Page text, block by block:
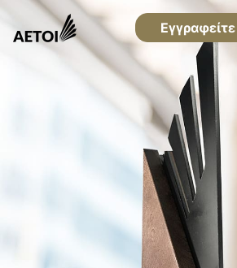
Εγγραφείτε